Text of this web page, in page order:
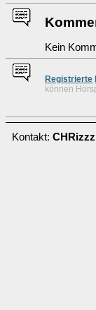
Kein
Registrierte
können
Kontakt: CHRizzz